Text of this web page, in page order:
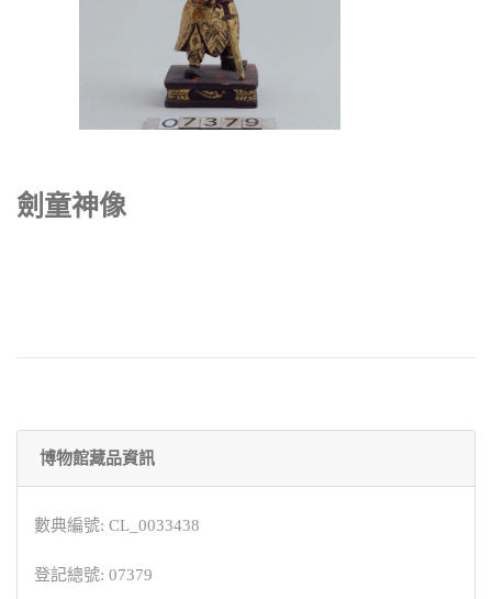
劍童神像
博物館藏品資訊
數典編號: CL_0033438
登記總號: 07379